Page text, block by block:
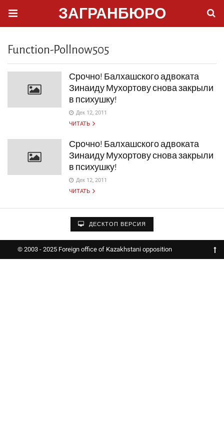
ЗАГРАНБЮРО
Function-Pollnow505
Срочно! Балхашского адвоката
Зинаиду Мухортову снова закрыли
в психушку!
Дек 12, 2011
ЧИТАТЬ
Срочно! Балхашского адвоката
Зинаиду Мухортову снова закрыли
в психушку!
Дек 12, 2011
ЧИТАТЬ
ДЕСКТОП ВЕРСИЯ
© 2003 - 2025 Foreign office of Kazakhstani opposition